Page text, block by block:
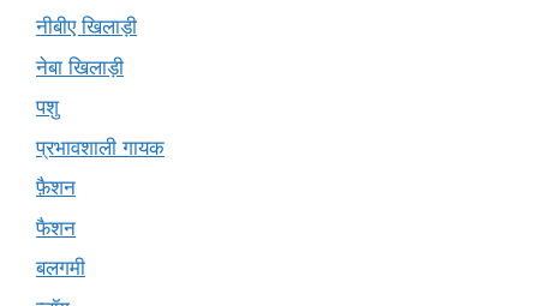
नीबीए खिलाड़ी
नेबा खिलाड़ी
पशु
प्रभावशाली गायक
फ़ैशन
फैशन
बलगमी